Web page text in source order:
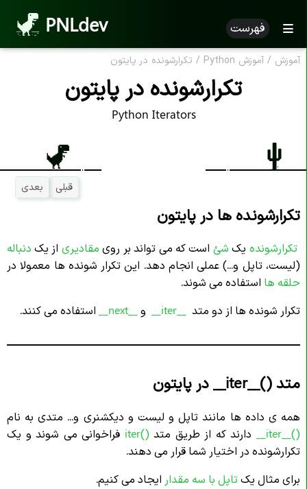
PNLdev فهرست
آموزش / آموزش Python / تکرارشونده در پایتون
تکرارشونده در پایتون
Python Iterators
قبلی بعدی
تکرارشونده ها در پایتون
تکرارشونده یک شئ است که می تواند بر روی مقادیری از یک دنباله
(لیست، تاپل و...) عملی انجام دهد. این تکرار شونده ها معمولا در
حلقه ها استفاده می شوند.
تکرار شونده ها از دو متد
و استفاده می کنند.
متد ()__iter__ در پایتون
همه ی داده ها مانند تاپل و لیست و دیکشنری و... متدی به نام
()__iter__
دارند که از طریق متد()
iter فراخوانی می شوند و یک
تکرارشونده در اختیار شما قرار می دهند.
برای مثال یکتاپل با سه مقدار ایجاد می کنیم.